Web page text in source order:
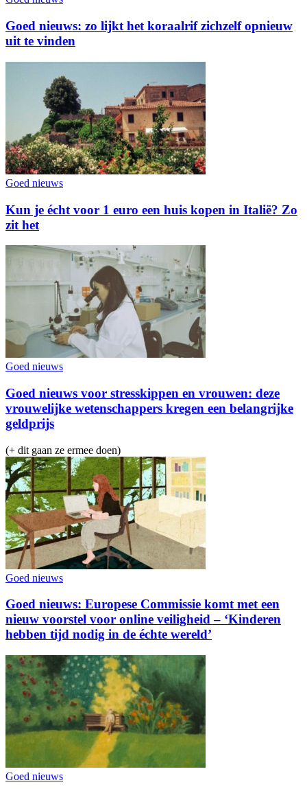
Goed nieuws: zo lijkt het koraalrif zichzelf opnieuw
uit te vinden
Goed nieuws
Kun je écht voor 1 euro een huis kopen in Italië? Zo
zit het
Goed nieuws
Goed nieuws voor stresskippen en vrouwen: deze
vrouwelijke wetenschappers kregen een belangrijke
geldprijs
(+ dit gaan ze ermee doen)
Goed nieuws
Goed nieuws: Europese Commissie komt met een
nieuw voorstel voor online veiligheid – ‘Kinderen
hebben tijd nodig in de échte wereld’
Goed nieuws